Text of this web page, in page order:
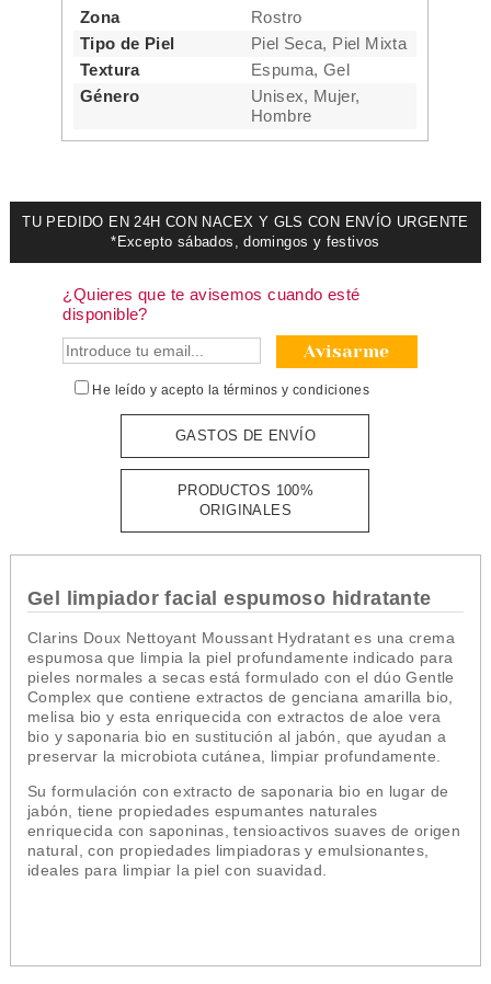
Zona
Rostro
Tipo de Piel
Piel Seca, Piel Mixta
Textura
Espuma, Gel
Género
Unisex, Mujer,
Hombre
TU PEDIDO EN 24H CON NACEX Y GLS CON ENVÍO URGENTE
*Excepto sábados, domingos y festivos
¿Quieres que te avisemos cuando esté
disponible?
Avisarme
He leído y acepto la términos y condiciones
GASTOS DE ENVÍO
PRODUCTOS 100%
ORIGINALES
Gel limpiador facial espumoso hidratante
Clarins Doux Nettoyant Moussant Hydratantes una crema
espumosa que limpia la piel profundamente indicado para
pieles normales a secas está formulado con el dúo Gentle
Complex que contiene extractos de genciana amarilla bio,
melisa bio y esta enriquecida con extractos de aloe vera
bio y saponaria bio en sustitución al jabón, que ayudan a
preservar la microbiota cutánea, limpiar profundamente.
Su formulación con extracto de saponaria bio en lugar de
jabón, tiene propiedades espumantes naturales
enriquecida con saponinas, tensioactivos suaves de origen
natural, con propiedades limpiadoras y emulsionantes,
ideales para limpiar la piel con suavidad.